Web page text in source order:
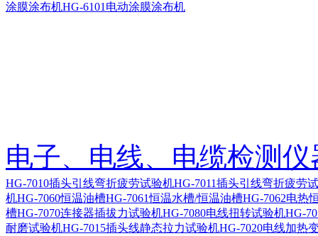
涂膜涂布机HG-6101电动涂膜涂布机
电子、电线、电缆检测仪
HG-7010插头引线弯折疲劳试验机HG-7011插头引线弯折疲劳
机HG-7060恒温油槽HG-7061恒温水槽/恒温油槽HG-7062电热
槽HG-7070连接器插拔力试验机HG-7080电线扭转试验机HG-
耐磨试验机HG-7015插头线静态拉力试验机HG-7020电线加热